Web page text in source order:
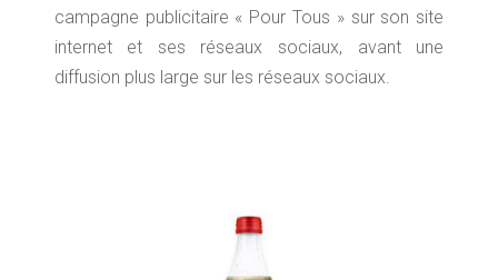
campagne publicitaire « Pour Tous » sur son site
internet et ses réseaux sociaux, avant une
diffusion plus large sur les réseaux sociaux.